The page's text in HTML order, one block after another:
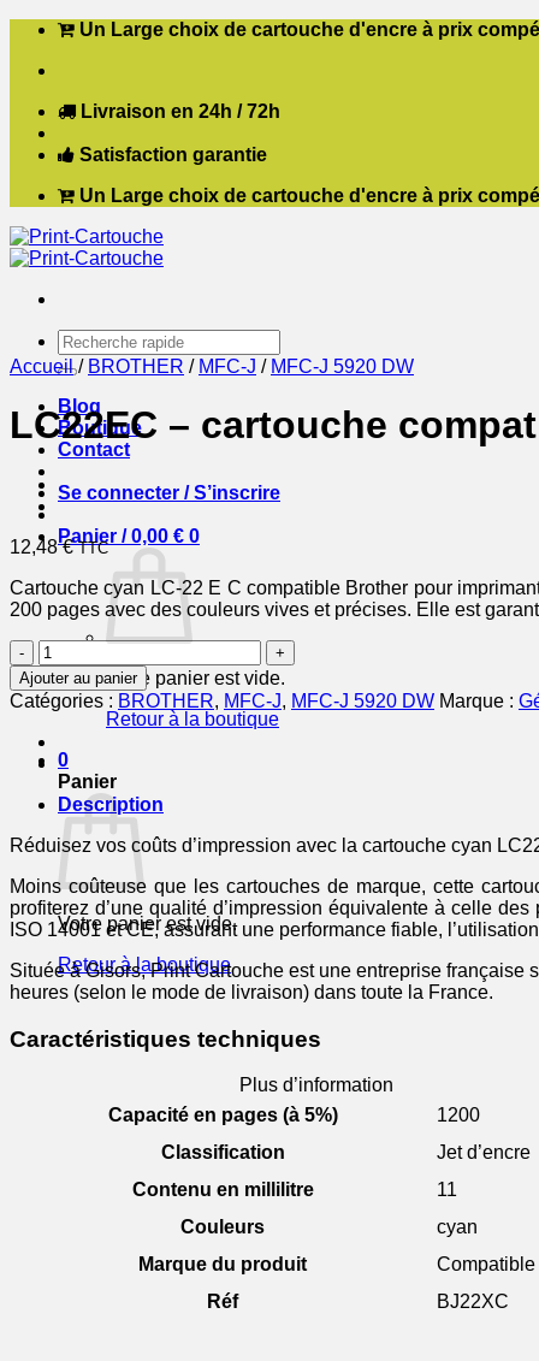
Passer
contenu
Un Large choix de cartouche d'encre à prix
Livraison en 24h / 72h
Satisfaction garantie
Un Large choix de cartouche d'encre à prix
Recherche
pour :
Blog
Boutique
Contact
Se connecter / S’inscrire
Panier /0,00 € 0
Votre panier est vide.
Retour à la boutique
0
Panier
Votre panier est vide.
Retour à la boutique
Accueil / BROTHER / MFC-J / MFC-J 5920 DW
LC22EC – cartouche
12,48€ TTC
Cartouche cyan LC-22 E C compatible Brother pour
200 pages avec des couleurs vives et précises. Elle est
quantité
de
LC22EC
-
cartouche
compatible
Brother
-
cyan
Ajouter au panier
Catégories : BROTHER, MFC-J, MFC-J 5920 DW Marque :
Description
Réduisez vos coûts d’impression avec la cartouche cyan
Moins coûteuse que les cartouches de marque, cette
profiterez d’une qualité d’impression équivalente à celle
ISO 14001 et CE, assurant une performance fiable,
Située à Gisors, Print Cartouche est une entreprise
heures (selon le mode de livraison) dans toute la France.
Caractéristiques techniques
Plus d’information
Capacité en pages (à 5%)
1200
Classification
Jet d’encre
Contenu en millilitre
11
Couleurs
cyan
Marque du produit
Compatible
Réf
BJ22XC